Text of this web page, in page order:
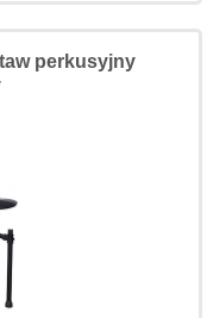
perkusyjny